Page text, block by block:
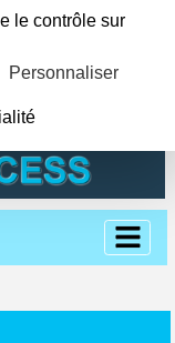
le contrôle sur
Personnaliser